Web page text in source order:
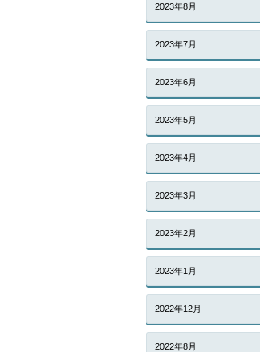
2023年8月
2023年7月
2023年6月
2023年5月
2023年4月
2023年3月
2023年2月
2023年1月
2022年12月
2022年8月